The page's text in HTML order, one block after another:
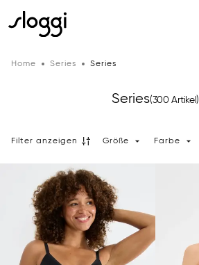
Home Series Series
Series(300 Artikel)
Filter anzeigen Größe Farbe